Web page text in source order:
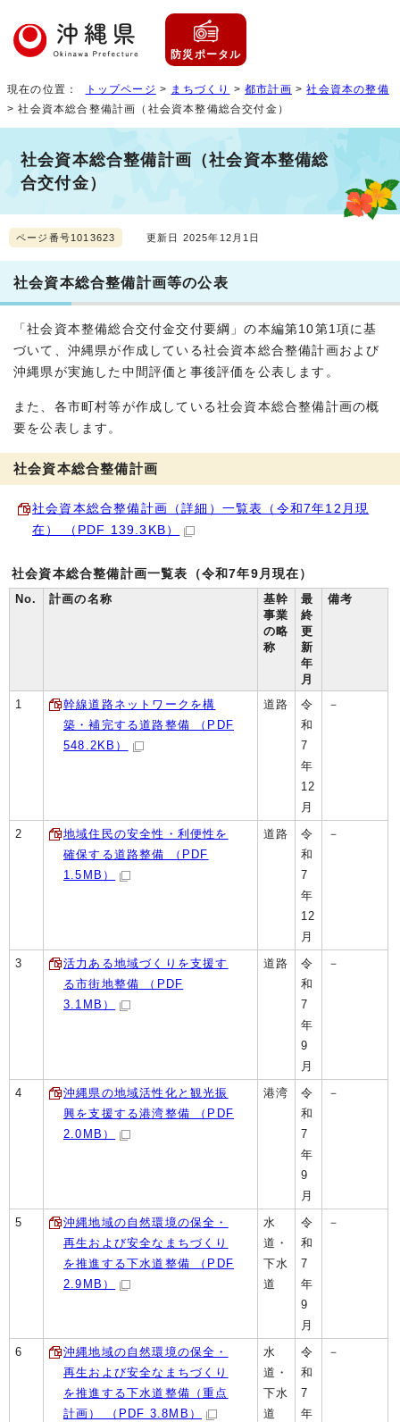
防災ポータル
現在の位置： トップページ > まちづくり >都市計画 >社会資本の整備
> 社会資本総合整備計画（社会資本整備総合交付金）
社会資本総合整備計画（社会資本整備総
合交付金）
ページ番号1013623 更新日 2025年12月1日
社会資本総合整備計画等の公表
「社会資本整備総合交付金交付要綱」の本編第10第1項に基
づいて、沖縄県が作成している社会資本総合整備計画および
沖縄県が実施した中間評価と事後評価を公表します。
また、各市町村等が作成している社会資本総合整備計画の概
要を公表します。
社会資本総合整備計画
社会資本総合整備計画（詳細）一覧表（令和7年12月現
在） （PDF 139.3KB）
社会資本総合整備計画一覧表（令和7年9月現在）
No.
計画の名称
基幹
事業
の略
称
最
終
更
新
年
月
備考
1
幹線道路ネットワークを構
築・補完する道路整備 （PDF
548.2KB）
道路
令
和
7
年
12
月
－
2
地域住民の安全性・利便性を
確保する道路整備 （PDF
1.5MB）
道路
令
和
7
年
12
月
－
3
活力ある地域づくりを支援す
る市街地整備 （PDF
3.1MB）
道路
令
和
7
年
9
月
－
4
沖縄県の地域活性化と観光振
興を支援する港湾整備 （PDF
2.0MB）
港湾
令
和
7
年
9
月
－
5
沖縄地域の自然環境の保全・
再生および安全なまちづくり
を推進する下水道整備 （PDF
2.9MB）
水
道・
下水
道
令
和
7
年
9
月
－
6
沖縄地域の自然環境の保全・
再生および安全なまちづくり
を推進する下水道整備（重点
計画） （PDF 3.8MB）
水
道・
下水
道
令
和
7
年
－